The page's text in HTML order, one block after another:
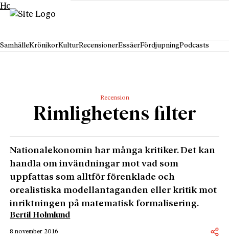
Hoppa till innehåll
SamhälleKrönikorKulturRecensionerEssäerFördjupningPodcasts
Recension
Rimlighetens filter
Nationalekonomin har många kritiker. Det kan
handla om invändningar mot vad som
uppfattas som alltför förenklade och
orealistiska modellantaganden eller kritik mot
inriktningen på matematisk formalisering.
Bertil Holmlund
8 november 2016